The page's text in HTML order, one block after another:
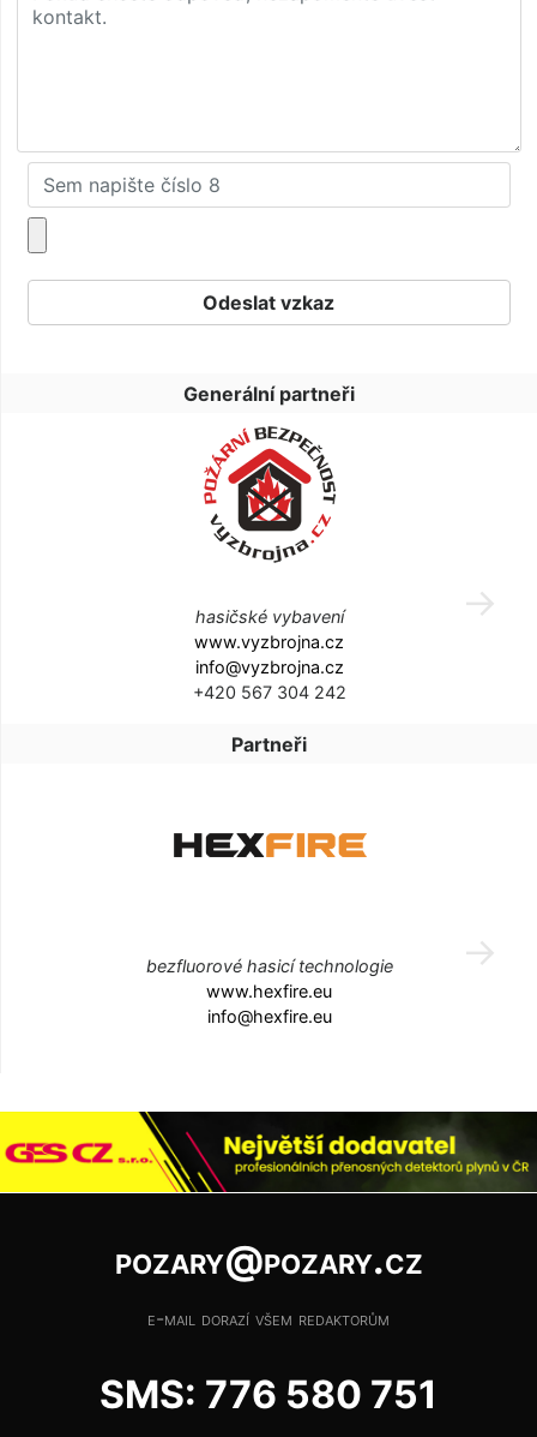
Generální partneři
hasičské vybavení
www.vyzbrojna.cz
info@vyzbrojna.cz
+420 567 304 242
Partneři
bezfluorové hasicí technologie
www.hexfire.eu
info@hexfire.eu
pozary@pozary.cz
e-mail dorazí všem redaktorům
SMS: 776 580 751